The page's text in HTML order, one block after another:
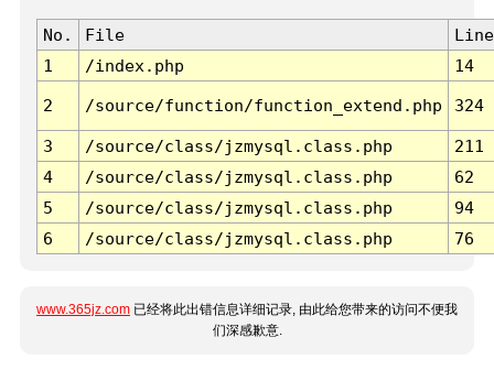
No. File
Line
1
/index.php 14
2 /source/function/function_extend.php 324
3 /source/class/jzmysql.class.php
211
4
/source/class/jzmysql.class.php
62
5
/source/class/jzmysql.class.php
94
6
/source/class/jzmysql.class.php 76
www.365jz.com 已经将此出错信息详细记录, 由此给您带来的访问不便我
们深感歉意.